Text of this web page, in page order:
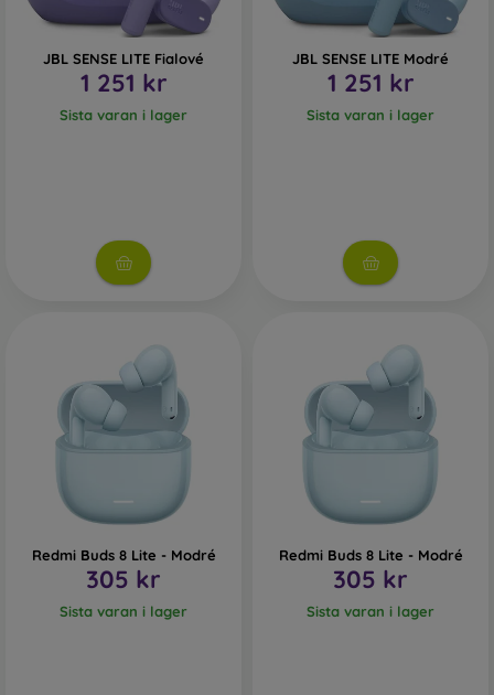
JBL SENSE LITE Fialové
1 251 kr
Sista varan i lager
JBL SENSE LITE Modré
1 251 kr
Sista varan i lager
Redmi Buds 8 Lite - Modré
305 kr
Sista varan i lager
Redmi Buds 8 Lite - Modré
305 kr
Sista varan i lager